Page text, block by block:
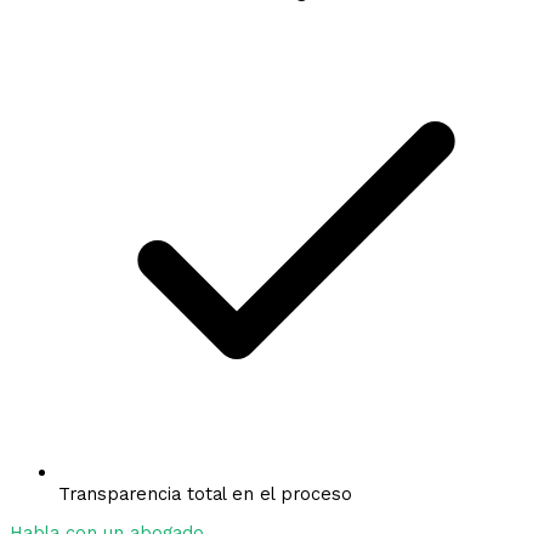
Transparencia total en el proceso